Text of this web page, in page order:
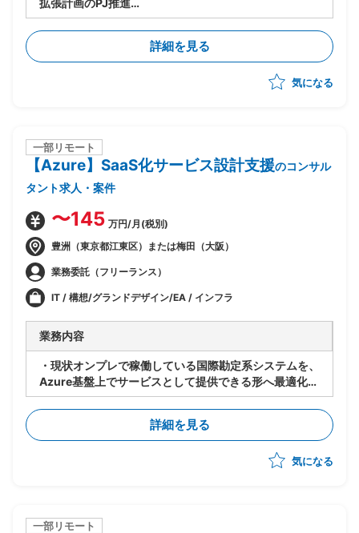
拡張計画のPJ推進
・要員管理、進捗管理、タスク管理を担当
・設計レビューの実施
・関係者調整(エンドユーザ・ベンダー・オフショア開
発メンバ間)
・ベンダー統制及びチームコミュニケーションの推進
詳細を見る
気になる
一部リモート
【Azure】SaaS化サービス設計支援のコンサル
タント求人・案件
〜145 万円/月(税別)
豊洲（東京都江東区）または梅田（大阪）
業務委託（フリーランス）
IT / 構想/グランドデザイン/EA / インフラ
業務内容
・現状オンプレで稼働している国際勘定系システムを、
Azure基盤上でサービスとして提供できる形へ最適化す
るPJ
・既存アーキテクチャ(Windows Server等)は維持しつ
つ、Azure基盤への移行・SaaS化を推進
・企画構想フェーズは完了済み、今後設計フェーズの予
成・サービス設計を実施
詳細を見る
気になる
一部リモート